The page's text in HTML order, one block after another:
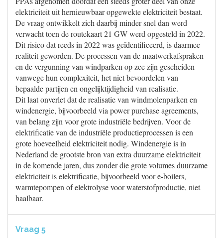
elektriciteit uit hernieuwbaar opgewekte elektriciteit bestaat.
De vraag ontwikkelt zich daarbij minder snel dan werd
verwacht toen de routekaart 21 GW werd opgesteld in 2022.
Dit risico dat reeds in 2022 was geïdentificeerd, is daarmee
realiteit geworden. De processen van de maatwerkafspraken
en de vergunning van windparken op zee zijn gescheiden
vanwege hun complexiteit, het niet bevoordelen van
bepaalde partijen en ongelijktijdigheid van realisatie.
Dit laat onverlet dat de realisatie van windmolenparken en
windenergie, bijvoorbeeld via power purchase agreements,
van belang zijn voor grote industriële bedrijven. Voor de
elektrificatie van de industriële productieprocessen is een
grote hoeveelheid elektriciteit nodig. Windenergie is in
Nederland de grootste bron van extra duurzame elektriciteit
in de komende jaren, dus zonder die grote volumes duurzame
elektriciteit is elektrificatie, bijvoorbeeld voor e-boilers,
warmtepompen of elektrolyse voor waterstofproductie, niet
haalbaar.
Vraag 5